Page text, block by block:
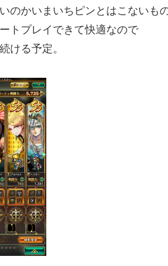
のかいまいちピンとはこないも
トプレイできて快適なので
ける予定。